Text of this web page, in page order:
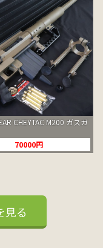
CHEYTAC M200 ガスガ
70000円
見る